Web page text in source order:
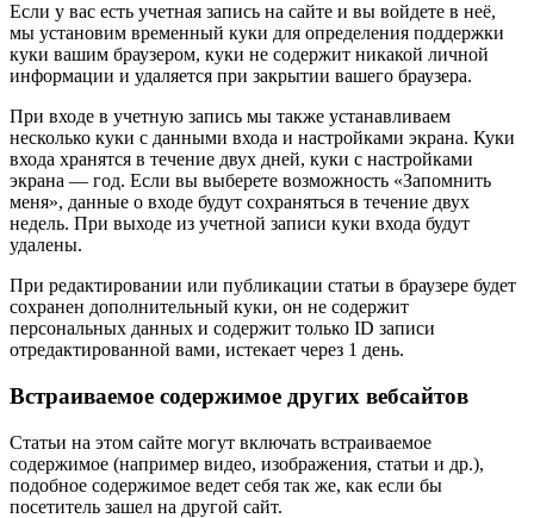
Если у вас есть учетная запись на сайте и вы войдете в неё,
мы установим временный куки для определения поддержки
куки вашим браузером, куки не содержит никакой личной
информации и удаляется при закрытии вашего браузера.
При входе в учетную запись мы также устанавливаем
несколько куки с данными входа и настройками экрана. Куки
входа хранятся в течение двух дней, куки с настройками
экрана — год. Если вы выберете возможность «Запомнить
меня», данные о входе будут сохраняться в течение двух
недель. При выходе из учетной записи куки входа будут
удалены.
При редактировании или публикации статьи в браузере будет
сохранен дополнительный куки, он не содержит
персональных данных и содержит только ID записи
отредактированной вами, истекает через 1 день.
Встраиваемое содержимое других вебсайтов
Статьи на этом сайте могут включать встраиваемое
содержимое (например видео, изображения, статьи и др.),
подобное содержимое ведет себя так же, как если бы
посетитель зашел на другой сайт.